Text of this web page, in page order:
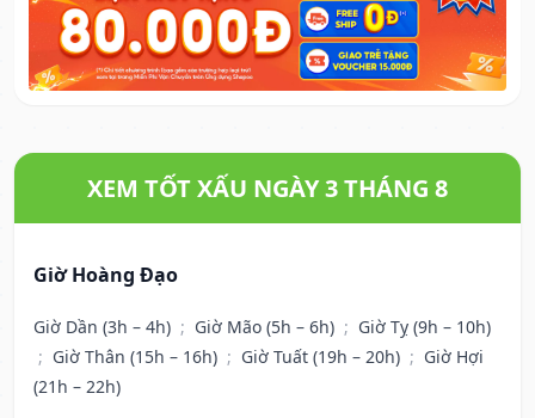
XEM TỐT XẤU NGÀY 3 THÁNG 8
Giờ Hoàng Đạo
Giờ Dần (3h – 4h) ; Giờ Mão (5h – 6h) ; Giờ Tỵ (9h – 10h)
; Giờ Thân (15h – 16h) ; Giờ Tuất (19h – 20h) ; Giờ Hợi
(21h – 22h)